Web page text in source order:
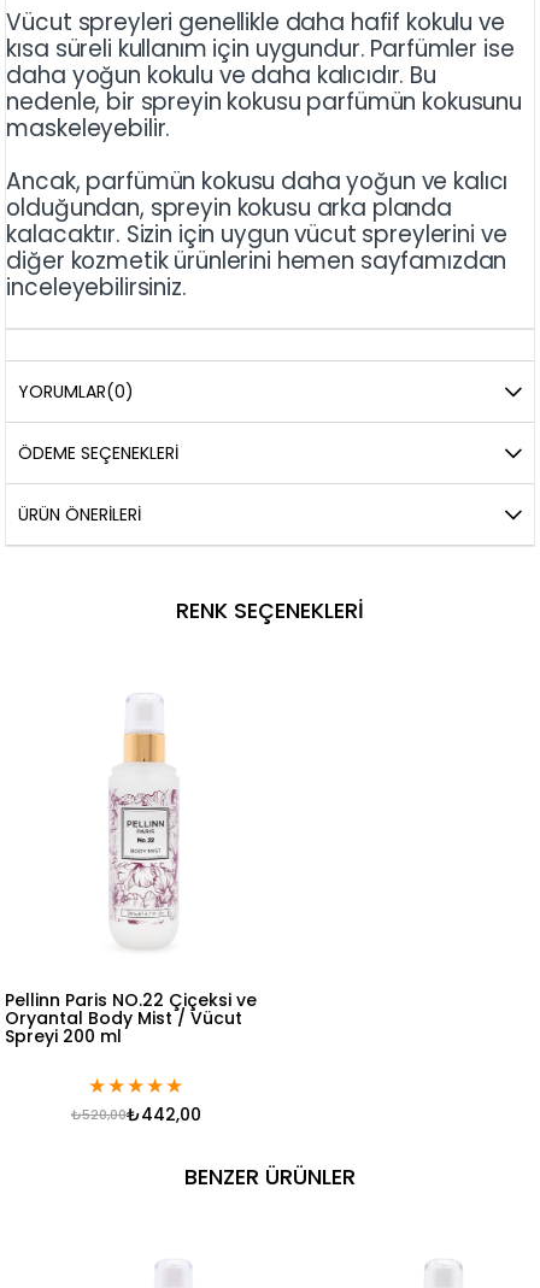
Vücut spreyleri genellikle daha hafif kokulu ve
kısa süreli kullanım için uygundur. Parfümler ise
daha yoğun kokulu ve daha kalıcıdır. Bu
nedenle, bir spreyin kokusu parfümün kokusunu
maskeleyebilir.
Ancak, parfümün kokusu daha yoğun ve kalıcı
olduğundan, spreyin kokusu arka planda
kalacaktır. Sizin için uygun vücut spreylerini ve
diğer kozmetik ürünlerini hemen sayfamızdan
inceleyebilirsiniz.
YORUMLAR(0)
ÖDEME SEÇENEKLERI
ÜRÜN ÖNERILERI
RENK SEÇENEKLERI
Pellinn Paris NO.22 Çiçeksi ve
Oryantal Body Mist / Vücut
Spreyi 200 ml
★★★★★
₺442,00
₺520,00
BENZER ÜRÜNLER